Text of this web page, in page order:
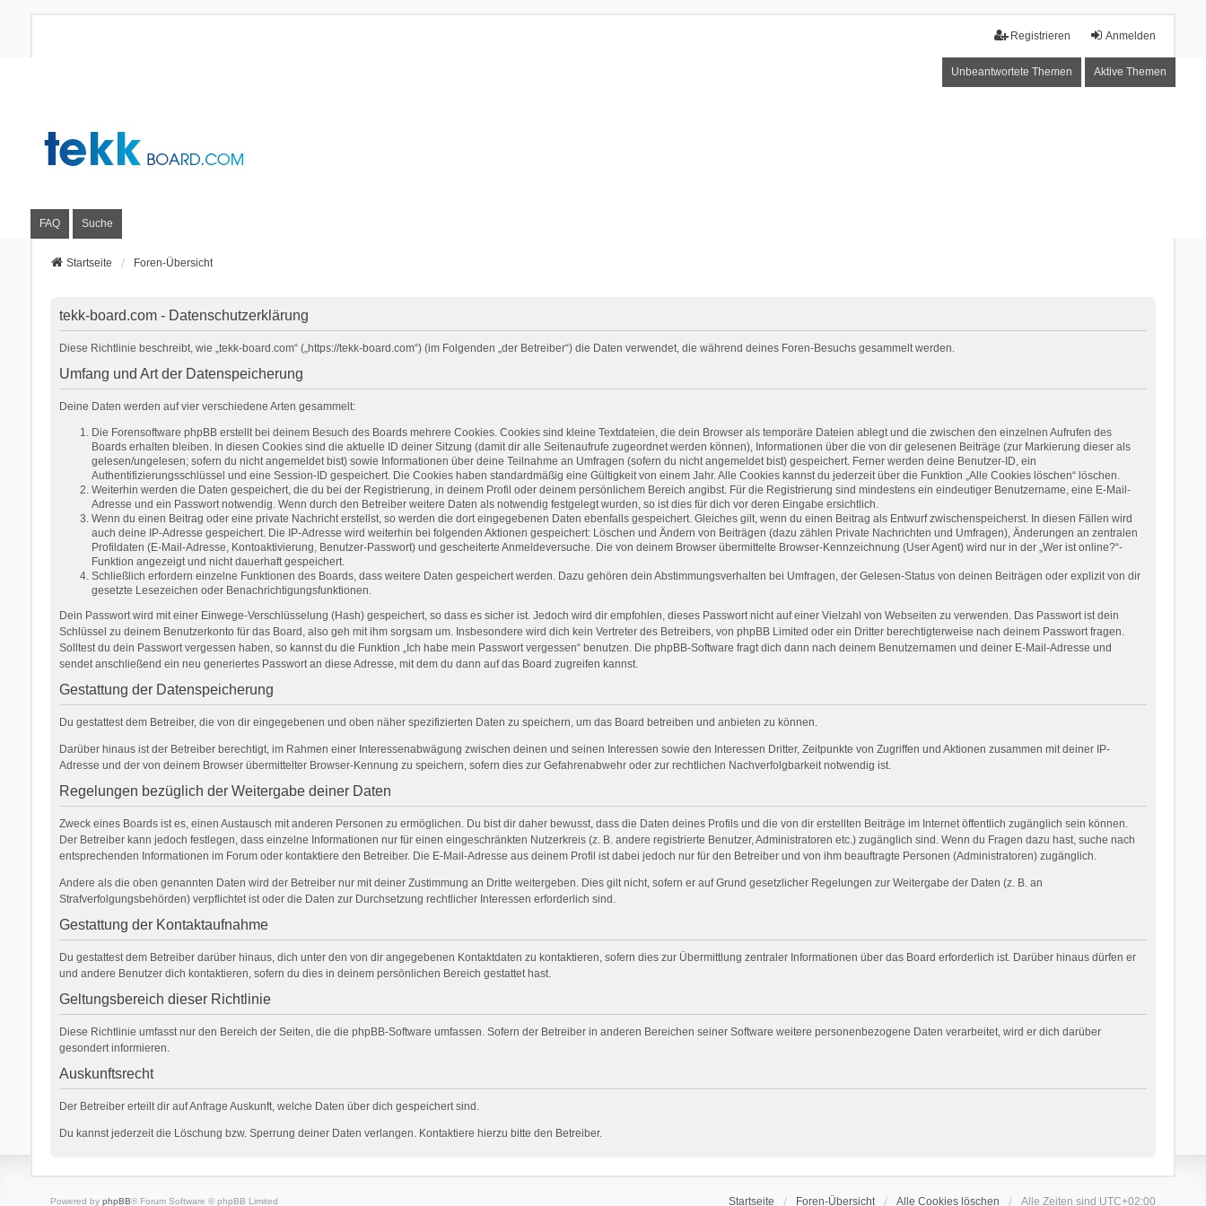
Anmelden
Registrieren
Unbeantwortete Themen Aktive Themen
FAQ Suche
Startseite Foren-Übersicht
tekk-board.com - Datenschutzerklärung
Diese Richtlinie beschreibt, wie „tekk-board.com“ („https://tekk-board.com“) (im Folgenden „der Betreiber“) die Daten verwendet, die während deines Foren-Besuchs gesammelt werden.
Umfang und Art der Datenspeicherung
Deine Daten werden auf vier verschiedene Arten gesammelt:
Die Forensoftware phpBB erstellt bei deinem Besuch des Boards mehrere Cookies. Cookies sind kleine Textdateien, die dein Browser als temporäre Dateien ablegt und die zwischen den einzelnen Aufrufen des
Boards erhalten bleiben. In diesen Cookies sind die aktuelle ID deiner Sitzung (damit dir alle Seitenaufrufe zugeordnet werden können), Informationen über die von dir gelesenen Beiträge (zur Markierung dieser als
gelesen/ungelesen; sofern du nicht angemeldet bist) sowie Informationen über deine Teilnahme an Umfragen (sofern du nicht angemeldet bist) gespeichert. Ferner werden deine Benutzer-ID, ein
Authentifizierungsschlüssel und eine Session-ID gespeichert. Die Cookies haben standardmäßig eine Gültigkeit von einem Jahr. Alle Cookies kannst du jederzeit über die Funktion „Alle Cookies löschen“ löschen.
Weiterhin werden die Daten gespeichert, die du bei der Registrierung, in deinem Profil oder deinem persönlichem Bereich angibst. Für die Registrierung sind mindestens ein eindeutiger Benutzername, eine E-Mail-
Adresse und ein Passwort notwendig. Wenn durch den Betreiber weitere Daten als notwendig festgelegt wurden, so ist dies für dich vor deren Eingabe ersichtlich.
Wenn du einen Beitrag oder eine private Nachricht erstellst, so werden die dort eingegebenen Daten ebenfalls gespeichert. Gleiches gilt, wenn du einen Beitrag als Entwurf zwischenspeicherst. In diesen Fällen wird
auch deine IP-Adresse gespeichert. Die IP-Adresse wird weiterhin bei folgenden Aktionen gespeichert: Löschen und Ändern von Beiträgen (dazu zählen Private Nachrichten und Umfragen), Änderungen an zentralen
Profildaten (E-Mail-Adresse, Kontoaktivierung, Benutzer-Passwort) und gescheiterte Anmeldeversuche. Die von deinem Browser übermittelte Browser-Kennzeichnung (User Agent) wird nur in der „Wer ist online?“-
Funktion angezeigt und nicht dauerhaft gespeichert.
Schließlich erfordern einzelne Funktionen des Boards, dass weitere Daten gespeichert werden. Dazu gehören dein Abstimmungsverhalten bei Umfragen, der Gelesen-Status von deinen Beiträgen oder explizit von dir
gesetzte Lesezeichen oder Benachrichtigungsfunktionen.
Dein Passwort wird mit einer Einwege-Verschlüsselung (Hash) gespeichert, so dass es sicher ist. Jedoch wird dir empfohlen, dieses Passwort nicht auf einer Vielzahl von Webseiten zu verwenden. Das Passwort ist dein
Schlüssel zu deinem Benutzerkonto für das Board, also geh mit ihm sorgsam um. Insbesondere wird dich kein Vertreter des Betreibers, von phpBB Limited oder ein Dritter berechtigterweise nach deinem Passwort fragen.
Solltest du dein Passwort vergessen haben, so kannst du die Funktion „Ich habe mein Passwort vergessen“ benutzen. Die phpBB-Software fragt dich dann nach deinem Benutzernamen und deiner E-Mail-Adresse und
sendet anschließend ein neu generiertes Passwort an diese Adresse, mit dem du dann auf das Board zugreifen kannst.
Gestattung der Datenspeicherung
Du gestattest dem Betreiber, die von dir eingegebenen und oben näher spezifizierten Daten zu speichern, um das Board betreiben und anbieten zu können.
Darüber hinaus ist der Betreiber berechtigt, im Rahmen einer Interessenabwägung zwischen deinen und seinen Interessen sowie den Interessen Dritter, Zeitpunkte von Zugriffen und Aktionen zusammen mit deiner IP-
Adresse und der von deinem Browser übermittelter Browser-Kennung zu speichern, sofern dies zur Gefahrenabwehr oder zur rechtlichen Nachverfolgbarkeit notwendig ist.
Regelungen bezüglich der Weitergabe deiner Daten
Zweck eines Boards ist es, einen Austausch mit anderen Personen zu ermöglichen. Du bist dir daher bewusst, dass die Daten deines Profils und die von dir erstellten Beiträge im Internet öffentlich zugänglich sein können.
Der Betreiber kann jedoch festlegen, dass einzelne Informationen nur für einen eingeschränkten Nutzerkreis (z. B. andere registrierte Benutzer, Administratoren etc.) zugänglich sind. Wenn du Fragen dazu hast, suche nach
entsprechenden Informationen im Forum oder kontaktiere den Betreiber. Die E-Mail-Adresse aus deinem Profil ist dabei jedoch nur für den Betreiber und von ihm beauftragte Personen (Administratoren) zugänglich.
Andere als die oben genannten Daten wird der Betreiber nur mit deiner Zustimmung an Dritte weitergeben. Dies gilt nicht, sofern er auf Grund gesetzlicher Regelungen zur Weitergabe der Daten (z. B. an
Strafverfolgungsbehörden) verpflichtet ist oder die Daten zur Durchsetzung rechtlicher Interessen erforderlich sind.
Gestattung der Kontaktaufnahme
Du gestattest dem Betreiber darüber hinaus, dich unter den von dir angegebenen Kontaktdaten zu kontaktieren, sofern dies zur Übermittlung zentraler Informationen über das Board erforderlich ist. Darüber hinaus dürfen er
und andere Benutzer dich kontaktieren, sofern du dies in deinem persönlichen Bereich gestattet hast.
Geltungsbereich dieser Richtlinie
Diese Richtlinie umfasst nur den Bereich der Seiten, die die phpBB-Software umfassen. Sofern der Betreiber in anderen Bereichen seiner Software weitere personenbezogene Daten verarbeitet, wird er dich darüber
gesondert informieren.
Auskunftsrecht
Der Betreiber erteilt dir auf Anfrage Auskunft, welche Daten über dich gespeichert sind.
Du kannst jederzeit die Löschung bzw. Sperrung deiner Daten verlangen. Kontaktiere hierzu bitte den Betreiber.
Startseite Foren-Übersicht Alle Cookies löschen Alle Zeiten sind UTC+02:00
Powered by phpBB® Forum Software © phpBB Limited